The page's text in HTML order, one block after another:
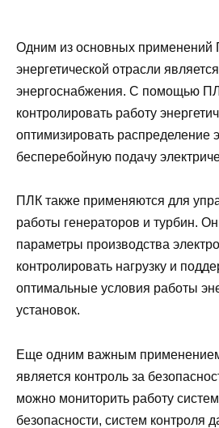
Одним из основных применений
энергетической отрасли
энергоснабжения. С помощью
контролировать работу
оптимизировать распределение
бесперебойную подачу
ПЛК также применяются для
работы генераторов и турбин.
параметры производства
контролировать нагрузку и
оптимальные условия работы
установок.
Еще одним важным
является контроль за
можно мониторить работу
безопасности, систем контроля